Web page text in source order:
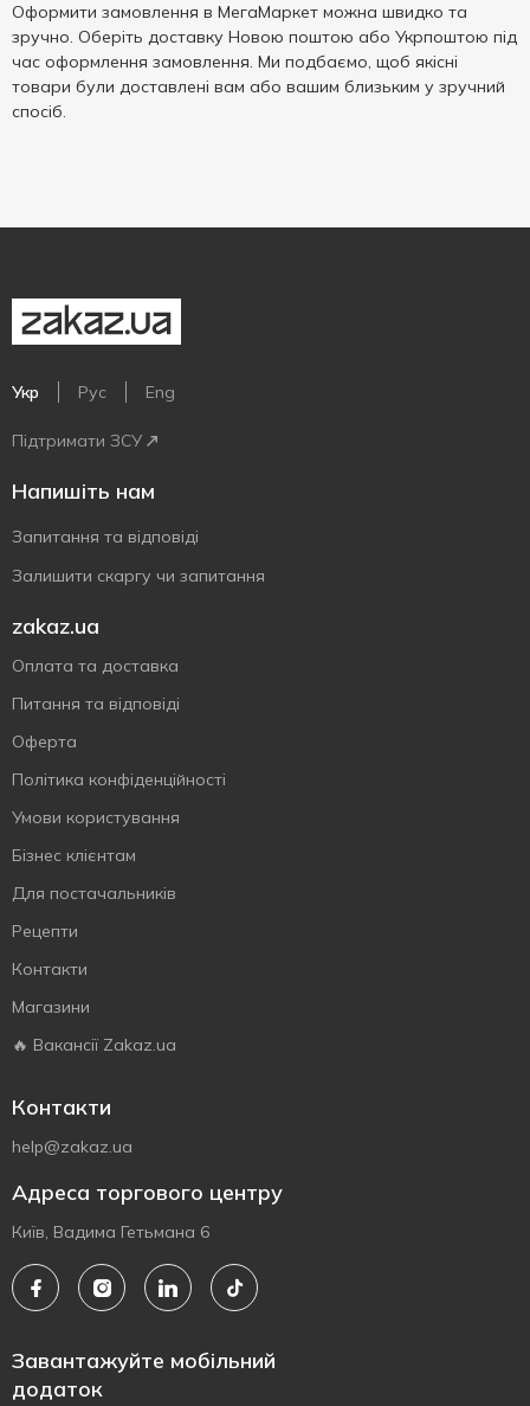
Оформити замовлення в МегаМаркет можна швидко та
зручно. Оберіть доставку Новою поштою або Укрпоштою під
час оформлення замовлення. Ми подбаємо, щоб якісні
товари були доставлені вам або вашим близьким у зручний
спосіб.
Укр Рус Eng
Підтримати ЗСУ
Напишіть нам
Запитання та відповіді
Залишити скаргу чи запитання
zakaz.ua
Оплата та доставка
Питання та відповіді
Оферта
Політика конфіденційності
Умови користування
Бізнес клієнтам
Для постачальників
Рецепти
Контакти
Магазини
🔥 Вакансії Zakaz.ua
Контакти
help@zakaz.ua
Адреса торгового центру
Київ, Вадима Гетьмана 6
Завантажуйте мобільний
додаток